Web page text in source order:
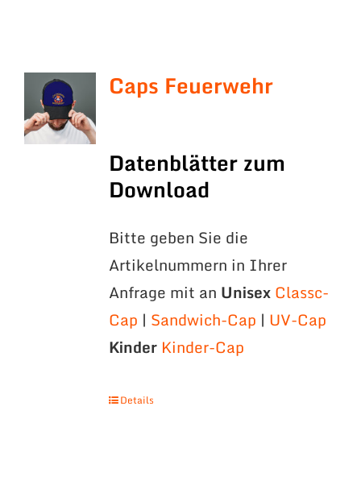
Caps Feuerwehr
Datenblätter zum
Download
Bitte geben Sie die
Artikelnummern in Ihrer
Anfrage mit an UnisexClassc-
Cap | Sandwich-Cap | UV-Cap
Kinder Kinder-Cap
Details